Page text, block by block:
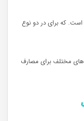
که برای در دو نوع
مختلف برای مصارف